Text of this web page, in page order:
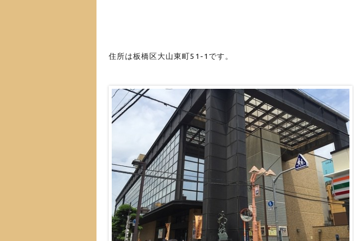
住所は板橋区大山東町51-1です。